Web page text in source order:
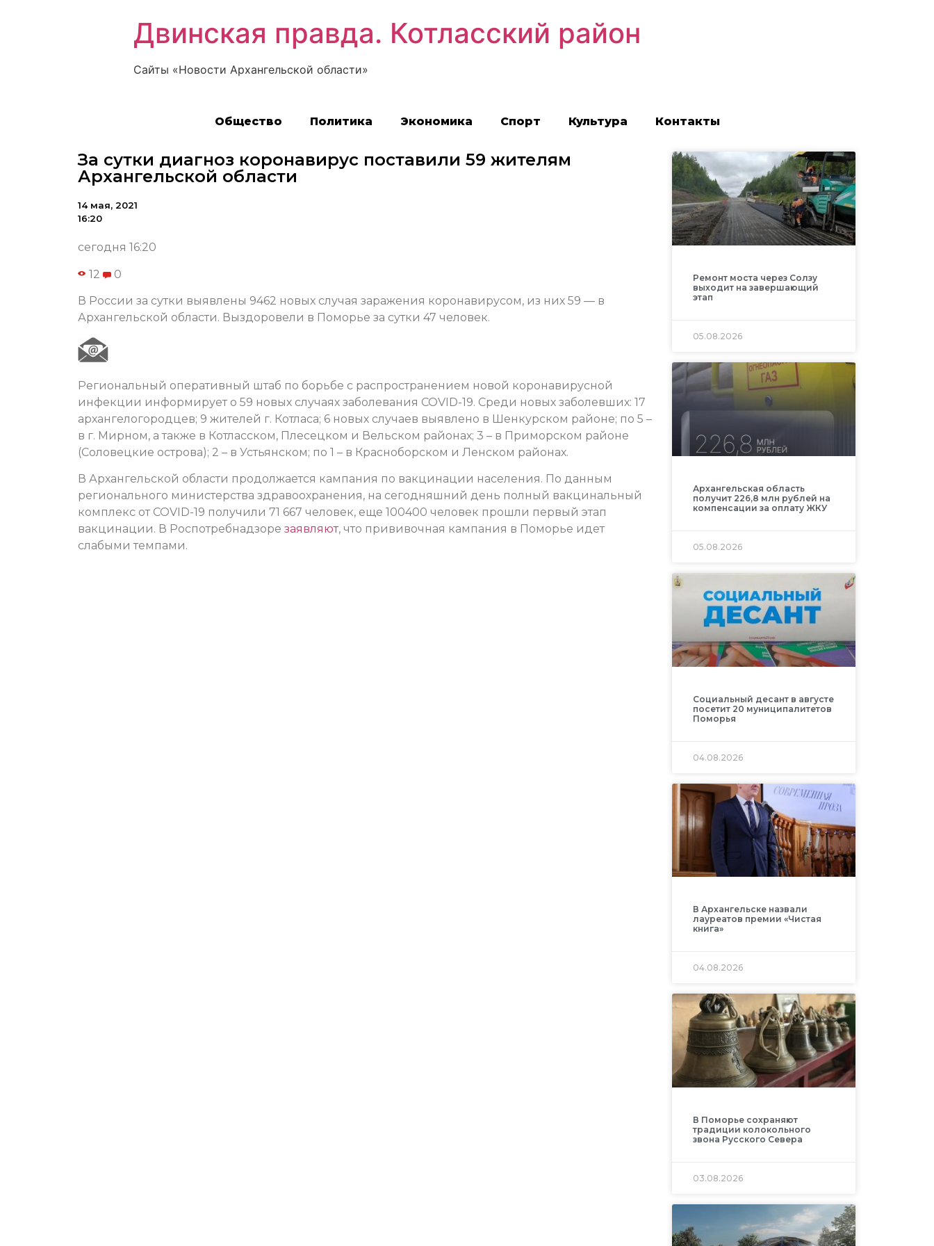
Двинская правда. Котласский район
Сайты «Новости Архангельской области»
Общество Политика Экономика Спорт Культура Контакты
За сутки диагноз коронавирус поставили 59 жителям
Архангельской области
14 мая, 2021
16:20
сегодня 16:20
12 0
В России за сутки выявлены 9462 новых случая заражения коронавирусом, из них 59 — в
Архангельской области. Выздоровели в Поморье за сутки 47 человек.
Региональный оперативный штаб по борьбе с распространением новой коронавирусной
инфекции информирует о 59 новых случаях заболевания COVID-19. Cреди новых заболевших: 17
архангелогородцев; 9 жителей г. Котласа; 6 новых случаев выявлено в Шенкурском районе; по 5 –
в г. Мирном, а также в Котласском, Плесецком и Вельском районах; 3 – в Приморском районе
(Соловецкие острова); 2 – в Устьянском; по 1 – в Красноборском и Ленском районах.
В Архангельской области продолжается кампания по вакцинации населения. По данным
регионального министерства здравоохранения, на сегодняшний день полный вакцинальный
комплекс от COVID-19 получили 71 667 человек, еще 100400 человек прошли первый этап
вакцинации. В Роспотребнадзоре заявляют, что прививочная кампания в Поморье идет
слабыми темпами.
Ремонт моста через Солзу
выходит на завершающий
этап
05.08.2026
Архангельская область
получит 226,8 млн рублей на
компенсации за оплату ЖКУ
05.08.2026
Социальный десант в августе
посетит 20 муниципалитетов
Поморья
04.08.2026
В Архангельске назвали
лауреатов премии «Чистая
книга»
04.08.2026
В Поморье сохраняют
традиции колокольного
звона Русского Севера
03.08.2026